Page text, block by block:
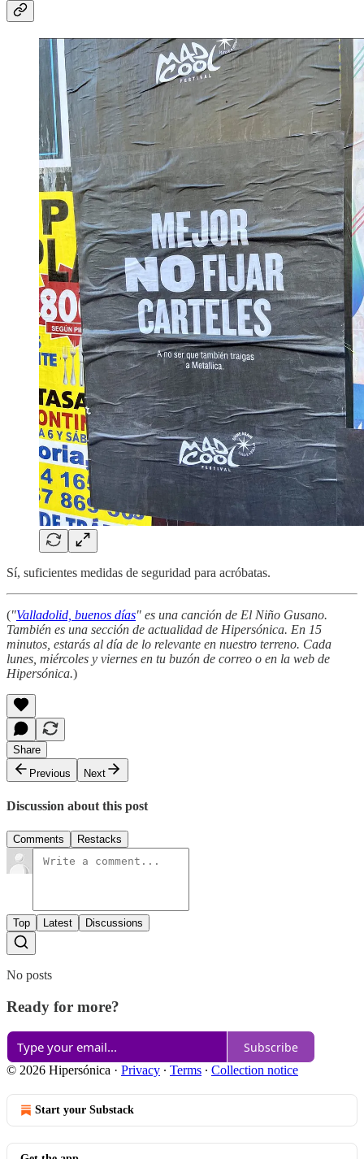
Sí, suficientes medidas de seguridad para acróbatas.
("Valladolid, buenos días" es una canción de El Niño Gusano.
También es una sección de actualidad de Hipersónica. En 15
minutos, estarás al día de lo relevante en nuestro terreno. Cada
lunes, miércoles y viernes en tu buzón de correo o en la web de
Hipersónica.)
Share
Previous
Next
Discussion about this post
Comments Restacks
Top Latest Discussions
No posts
Ready for more?
Subscribe
© 2026 Hipersónica · Privacy ∙ Terms ∙ Collection notice
Start your Substack